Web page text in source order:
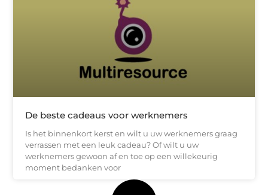
De beste cadeaus voor werknemers
Is het binnenkort kerst en wilt u uw werknemers graag
verrassen met een leuk cadeau? Of wilt u uw
werknemers gewoon af en toe op een willekeurig
moment bedanken voor